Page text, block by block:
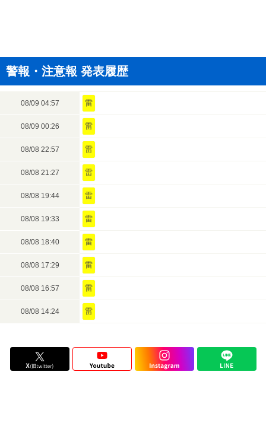
警報・注意報 発表履歴
08/09 04:57 雷
08/09 00:26 雷
08/08 22:57 雷
08/08 21:27 雷
08/08 19:44 雷
08/08 19:33 雷
08/08 18:40 雷
08/08 17:29 雷
08/08 16:57 雷
08/08 14:24 雷